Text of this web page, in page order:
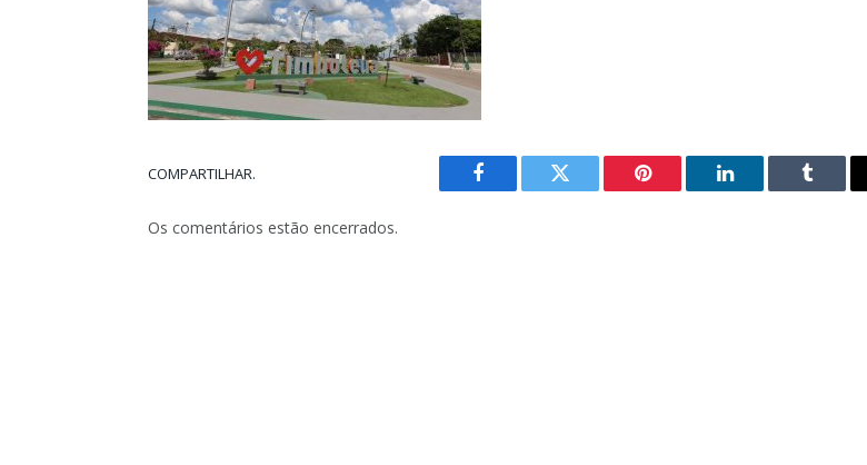
COMPARTILHAR.
Facebook Twitter Pinterest LinkedIn Tumblr
Os comentários estão encerrados.